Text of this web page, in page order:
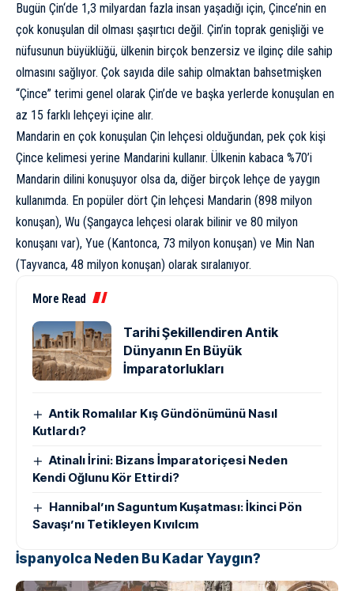
Bugün Çin‘de 1,3 milyardan fazla insan yaşadığı için, Çince’nin en
çok konuşulan dil olması şaşırtıcı değil. Çin’in toprak genişliği ve
nüfusunun büyüklüğü, ülkenin birçok benzersiz ve ilginç dile sahip
olmasını sağlıyor. Çok sayıda dile sahip olmaktan bahsetmişken
“Çince” terimi genel olarak Çin’de ve başka yerlerde konuşulan en
az 15 farklı lehçeyi içine alır.
Mandarin en çok konuşulan Çin lehçesi olduğundan, pek çok kişi
Çince kelimesi yerine Mandarini kullanır. Ülkenin kabaca %70’i
Mandarin dilini konuşuyor olsa da, diğer birçok lehçe de yaygın
kullanımda. En popüler dört Çin lehçesi Mandarin (898 milyon
konuşan), Wu (Şangayca lehçesi olarak bilinir ve 80 milyon
konuşanı var), Yue (Kantonca, 73 milyon konuşan) ve Min Nan
(Tayvanca, 48 milyon konuşan) olarak sıralanıyor.
More Read
Tarihi Şekillendiren Antik
Dünyanın En Büyük
İmparatorlukları
Antik Romalılar Kış Gündönümünü Nasıl
Kutlardı?
Atinalı İrini: Bizans İmparatoriçesi Neden
Kendi Oğlunu Kör Ettirdi?
Hannibal’ın Saguntum Kuşatması: İkinci Pön
Savaşı’nı Tetikleyen Kıvılcım
İspanyolca Neden Bu Kadar Yaygın?